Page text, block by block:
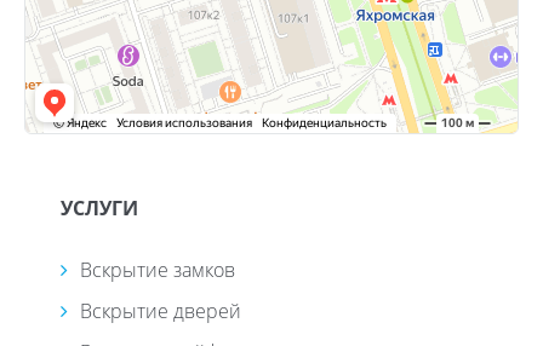
УСЛУГИ
Вскрытие замков
Вскрытие дверей